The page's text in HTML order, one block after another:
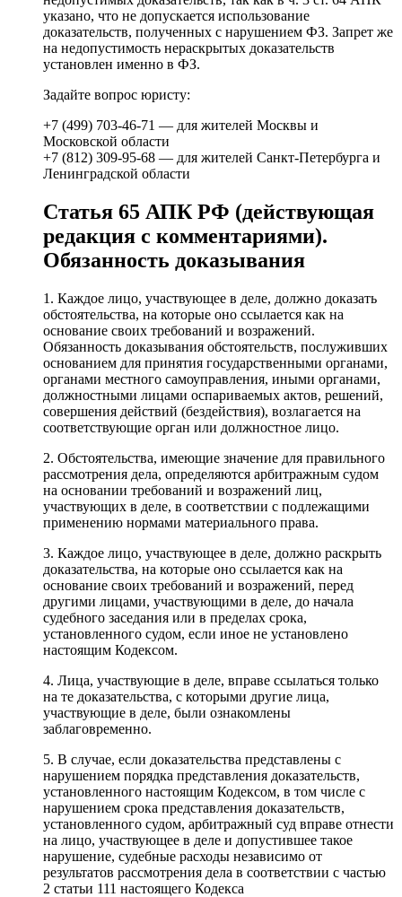
указано, что не допускается использование
доказательств, полученных с нарушением ФЗ. Запрет же
на недопустимость нераскрытых доказательств
установлен именно в ФЗ.
Задайте вопрос юристу:
+7 (499) 703-46-71 — для жителей Москвы и
Московской области
+7 (812) 309-95-68 — для жителей Санкт-Петербурга и
Ленинградской области
Статья 65 АПК РФ (действующая
редакция с комментариями).
Обязанность доказывания
1. Каждое лицо, участвующее в деле, должно доказать
обстоятельства, на которые оно ссылается как на
основание своих требований и возражений.
Обязанность доказывания обстоятельств, послуживших
основанием для принятия государственными органами,
органами местного самоуправления, иными органами,
должностными лицами оспариваемых актов, решений,
совершения действий (бездействия), возлагается на
соответствующие орган или должностное лицо.
2. Обстоятельства, имеющие значение для правильного
рассмотрения дела, определяются арбитражным судом
на основании требований и возражений лиц,
участвующих в деле, в соответствии с подлежащими
применению нормами материального права.
3. Каждое лицо, участвующее в деле, должно раскрыть
доказательства, на которые оно ссылается как на
основание своих требований и возражений, перед
другими лицами, участвующими в деле, до начала
судебного заседания или в пределах срока,
установленного судом, если иное не установлено
настоящим Кодексом.
4. Лица, участвующие в деле, вправе ссылаться только
на те доказательства, с которыми другие лица,
участвующие в деле, были ознакомлены
заблаговременно.
5. В случае, если доказательства представлены с
нарушением порядка представления доказательств,
установленного настоящим Кодексом, в том числе с
нарушением срока представления доказательств,
установленного судом, арбитражный суд вправе отнести
на лицо, участвующее в деле и допустившее такое
нарушение, судебные расходы независимо от
результатов рассмотрения дела в соответствии с частью
2 статьи 111 настоящего Кодекса